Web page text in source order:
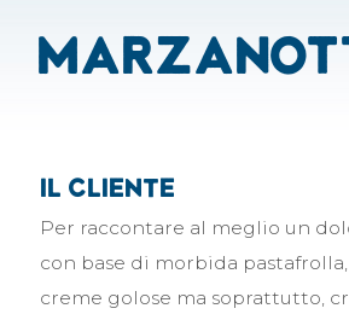
Il cliente
Per raccontare al meglio un
con base di morbida
creme golose ma soprattutto,